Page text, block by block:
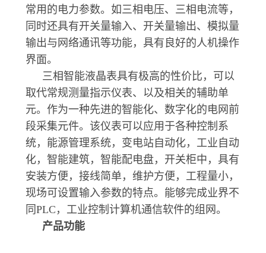
常用的电力参数。如三相电压、三相电流等，
同时还具有开关量输入、开关量输出、模拟量
输出与网络通讯等功能，具有良好的人机操作
界面。
三相智能液晶表具有极高的性价比，可以
取代常规测量指示仪表、以及相关的辅助单
元。作为一种先进的智能化、数字化的电网前
段采集元件。该仪表可以应用于各种控制系
统，能源管理系统，变电站自动化，工业自动
化，智能建筑，智能配电盘，开关柜中，具有
安装方便，接线简单，维护方便，工程量小，
现场可设置输入参数的特点。能够完成业界不
同PLC，工业控制计算机通信软件的组网。
产品功能